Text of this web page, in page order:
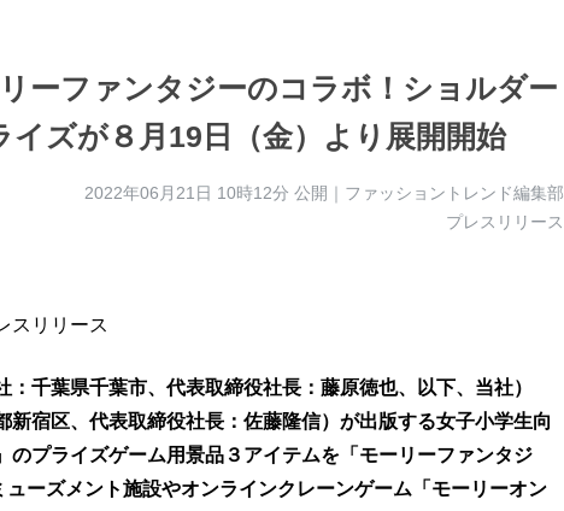
ーファンタジーのコラボ！ショルダー
ズが８月19日（金）より展開開始
2022年06月21日 10時12分 公開｜ファッショントレンド編集部
プレスリリース
スリリース
千葉県千葉市、代表取締役社長：藤原徳也、以下、当社）
新宿区、代表取締役社長：佐藤隆信）が出版する女子小学生向
プライズゲーム用景品３アイテムを「モーリーファンタジ
ーズメント施設やオンラインクレーンゲーム「モーリーオン